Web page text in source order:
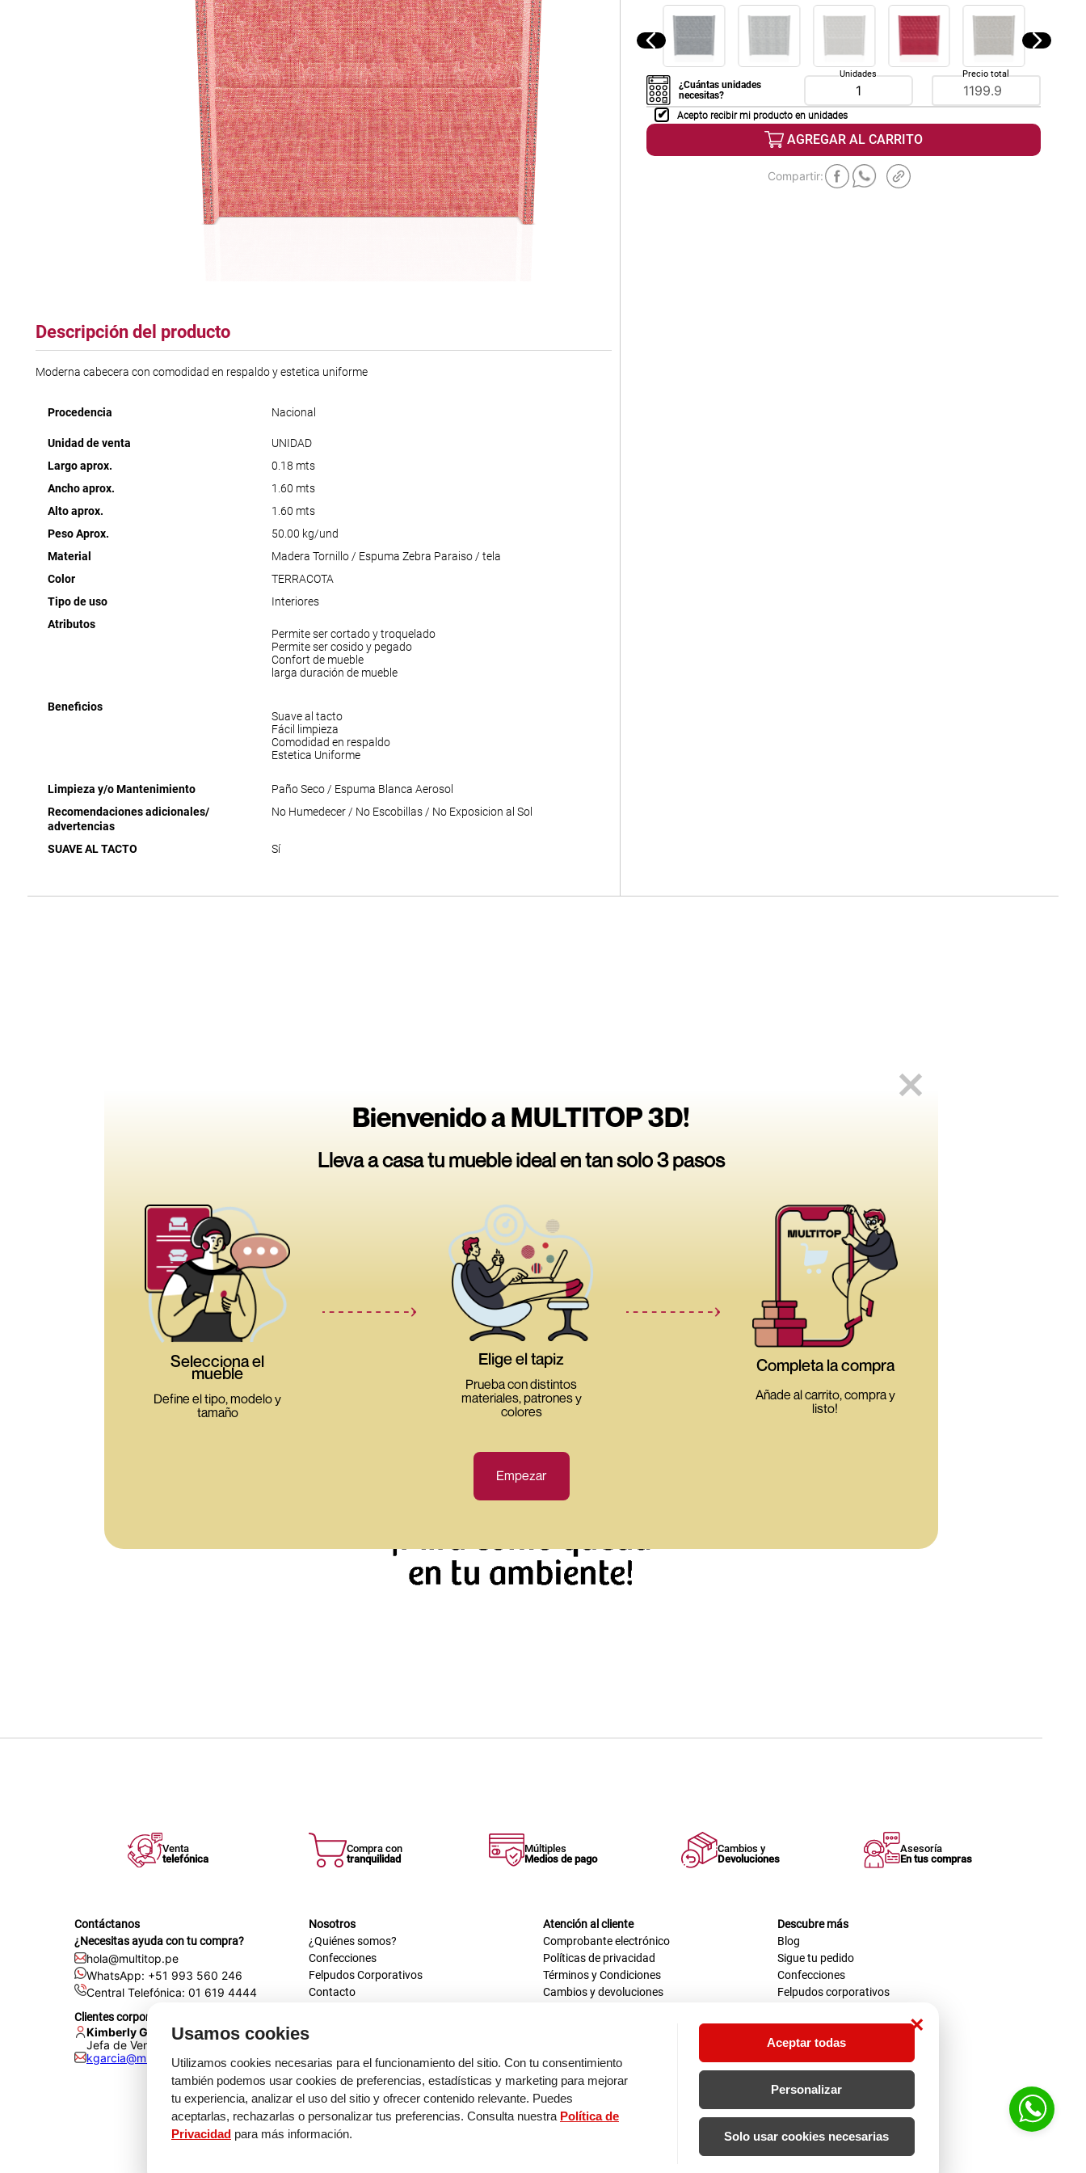
×
Usamos cookies
Utilizamos cookies necesarias para el funcionamiento del sitio. Con tu consentimiento
también podemos usar cookies de preferencias, estadísticas y marketing para mejorar
tu experiencia, analizar el uso del sitio y ofrecer contenido relevante. Puedes
aceptarlas, rechazarlas o personalizar tus preferencias. Consulta nuestra Política de
Privacidad para más información.
Aceptar todas
Personalizar
Solo usar cookies necesarias
Descripción del producto
Moderna cabecera con comodidad en respaldo y estetica uniforme
Procedencia Nacional
Unidad de venta
UNIDAD
Largo aprox.
0.18 mts
Ancho aprox.
1.60 mts
Alto aprox.
1.60 mts
Peso Aprox.
50.00 kg/und
Material
Madera Tornillo / Espuma Zebra Paraiso / tela
Color
TERRACOTA
Tipo de uso
Interiores
Atributos
Permite ser cortado y troquelado
Permite ser cosido y pegado
Confort de mueble
larga duración de mueble
Beneficios
Suave al tacto
Fácil limpieza
Comodidad en respaldo
Estetica Uniforme
Limpieza y/o Mantenimiento
Paño Seco / Espuma Blanca Aerosol
Recomendaciones adicionales/
advertencias
No Humedecer / No Escobillas / No Exposicion al Sol
SUAVE AL TACTO Sí
¿Cuántas unidades
necesitas?
Unidades Precio total
Acepto recibir mi producto en unidades
AGREGAR AL CARRITO
Venta
telefónica
Compra con
tranquilidad
Múltiples
Medios de pago
Cambios y
Devoluciones
Asesoría
En tus compras
Contáctanos
¿Necesitas ayuda con tu compra?
hola@multitop.pe
WhatsApp: +51 993 560 246
Central Telefónica: 01 619 4444
Clientes corporativos
Kimberly Garcia
Jefa de Ventas Empresas
kgarcia@multitop.pe
Nosotros
¿Quiénes somos?
Confecciones
Felpudos Corporativos
Contacto
Tienda física
Av. Iquitos 670 - 699, La Victoria
L-S: 8:00 a.m. - 6:30 p.m.
Feriados: 9:00 a.m. - 5:00 p.m.
Atención al cliente
Comprobante electrónico
Políticas de privacidad
Términos y Condiciones
Cambios y devoluciones
Descubre más
Blog
Sigue tu pedido
Confecciones
Felpudos corporativos
tapete